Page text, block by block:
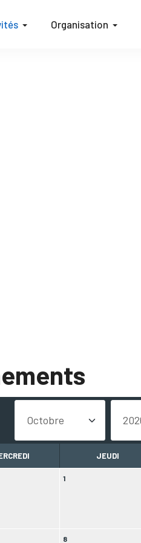
Organisation
JEUDI
1
8